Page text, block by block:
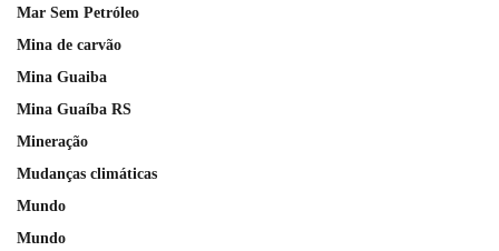
Mar Sem Petróleo
Mina de carvão
Mina Guaiba
Mina Guaíba RS
Mineração
Mudanças climáticas
Mundo
Mundo